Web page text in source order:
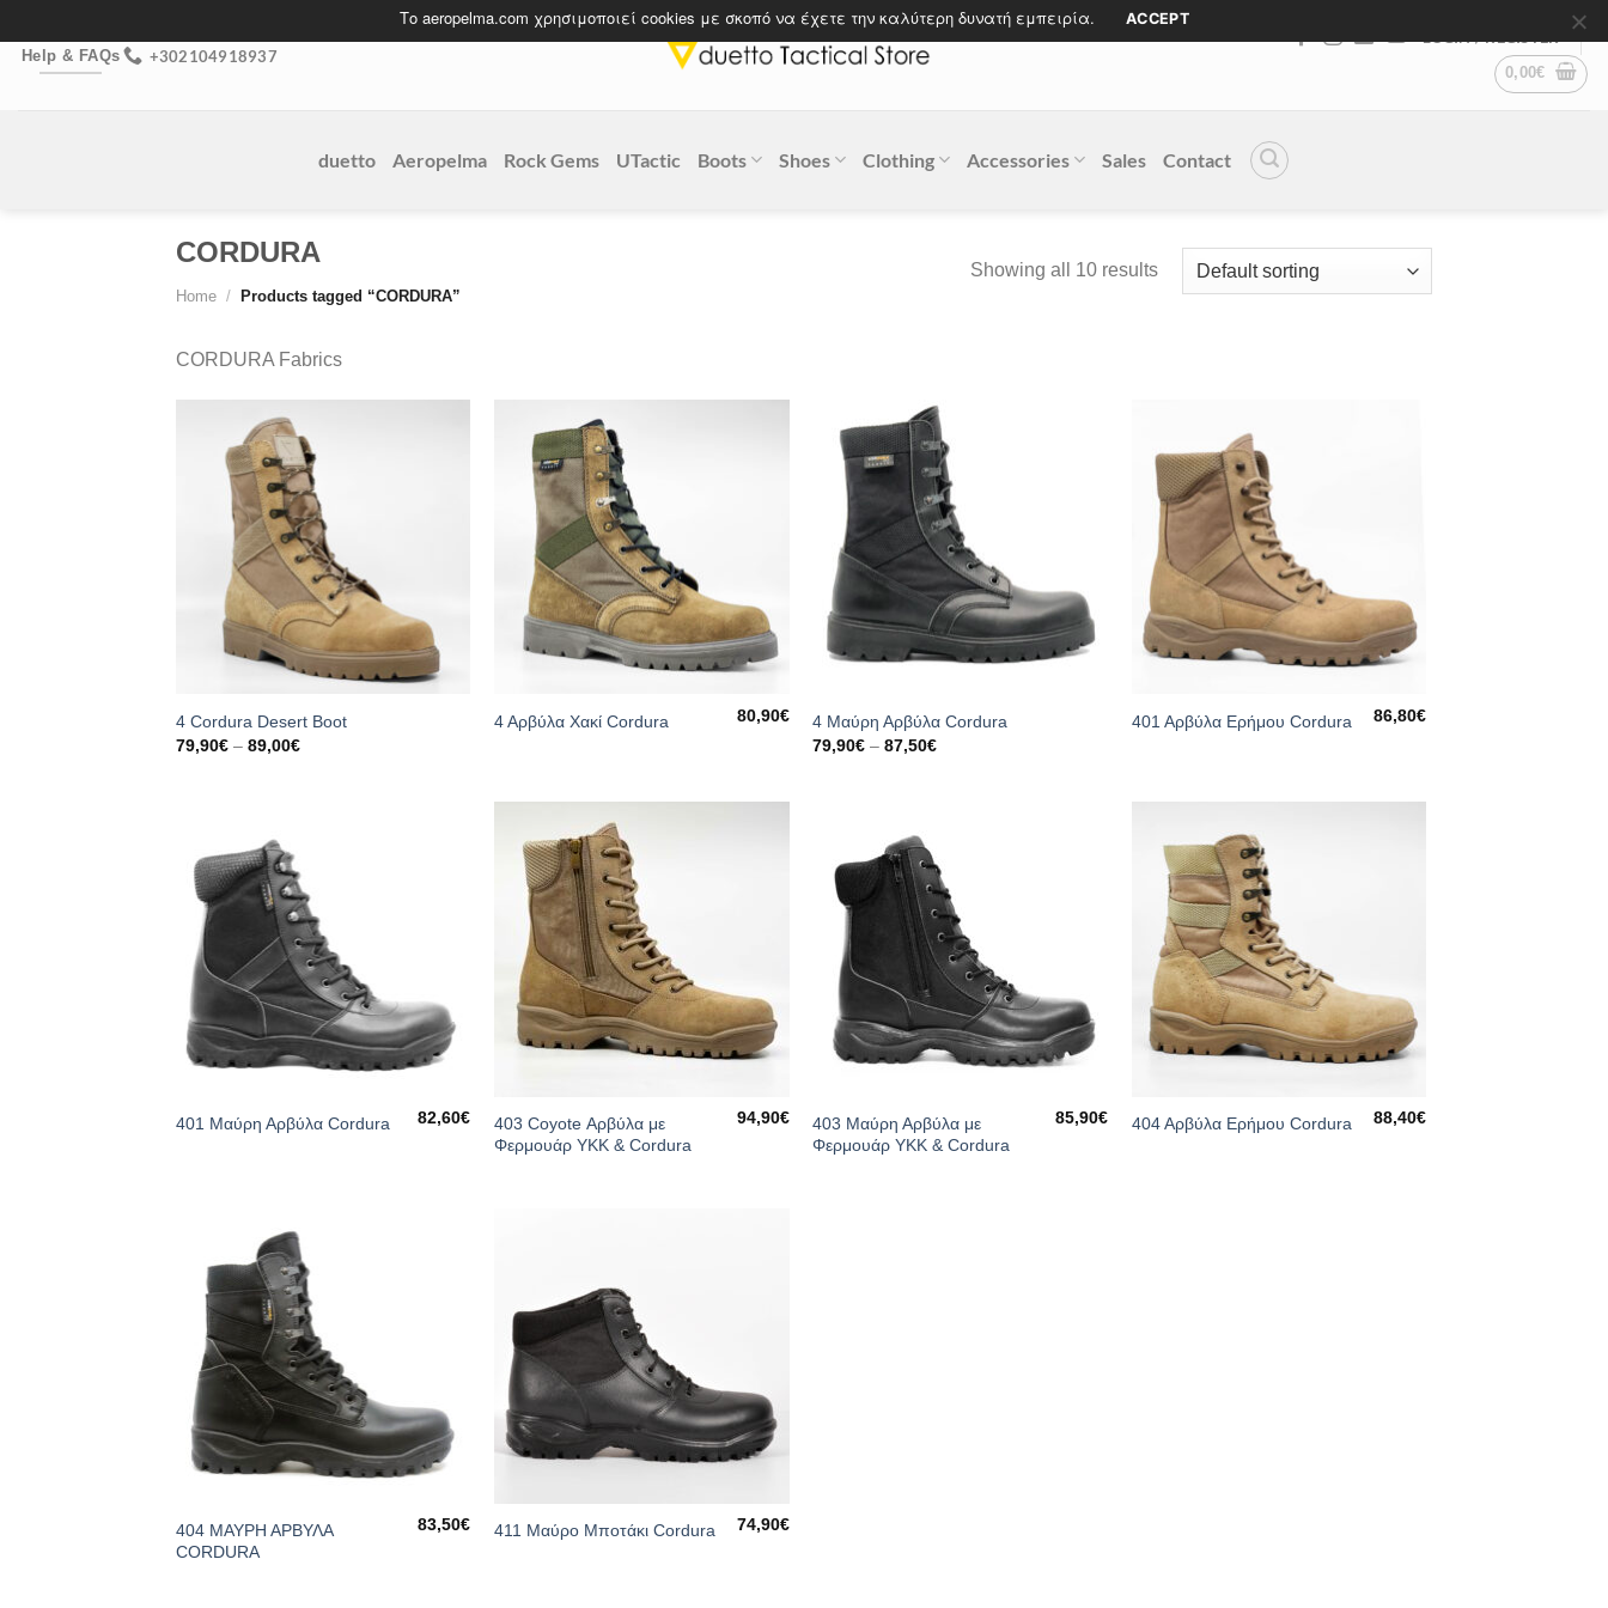
to
content
Help & FAQs +302104918937
0,00€
duetto Aeropelma Rock Gems UTactic Boots Shoes Clothing Accessories Sales Contact
CORDURA
Home / Products tagged “CORDURA”
Showing all 10 results
CORDURA Fabrics
4 Cordura Desert Boot
79,90€ – 89,00€Price
4 Αρβύλα Χακί Cordura 80,90€
4 Μαύρη Αρβύλα Cordura
79,90€ – 87,50€Price
401 Αρβύλα Ερήμου Cordura 86,80€
401 Μαύρη Αρβύλα Cordura 82,60€
403 Coyote Αρβύλα με
Φερμουάρ ΥΚΚ & Cordura
94,90€
403 Μαύρη Αρβύλα με
Φερμουάρ ΥΚΚ & Cordura
85,90€ 404 Αρβύλα Ερήμου Cordura 88,40€
404 ΜΑΥΡΗ ΑΡΒΥΛΑ
CORDURA
83,50€ 411 Μαύρο Μποτάκι Cordura 74,90€
Το aeropelma.com χρησιμοποιεί cookies με σκοπό να έχετε την καλύτερη δυνατή εμπειρία. ACCEPT